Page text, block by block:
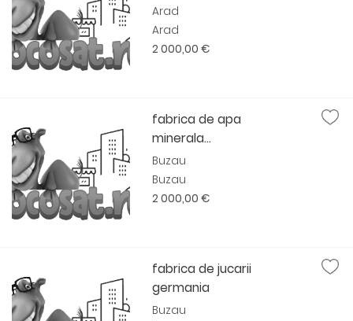
Arad
Arad
2 000,00 €
fabrica de apa
minerala...
Buzau
Buzau
2 000,00 €
fabrica de jucarii
germania
Buzau